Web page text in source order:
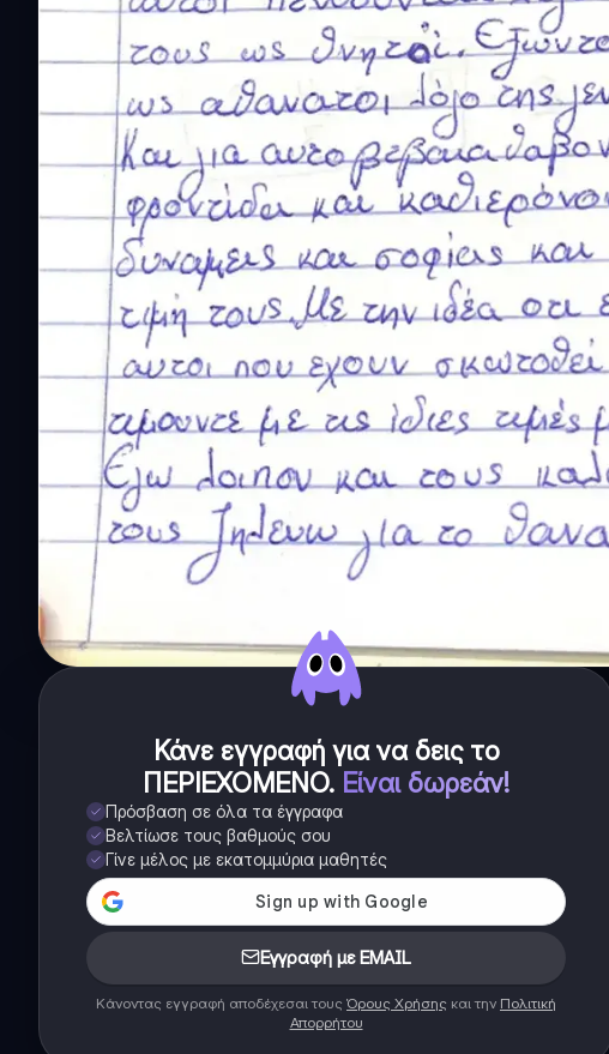
Κάνε εγγραφή για να δεις το
ΠΕΡΙΕΧΟΜΕΝΟ. Είναι δωρεάν!
Πρόσβαση σε όλα τα έγγραφα
Βελτίωσε τους βαθμούς σου
Γίνε μέλος με εκατομμύρια μαθητές
Εγγραφή με EMAIL
Κάνοντας εγγραφή αποδέχεσαι τους Όρους Χρήσης και την Πολιτική
Απορρήτου